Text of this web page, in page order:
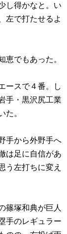
し得かなと。い
左で打たせるよ
でもあった。
ースで４番。し
手・黒沢尻工業
た。
手から外野手へ
は足に自信があ
う左打ちに変え
篠塚和典が巨人
手のレギュラー